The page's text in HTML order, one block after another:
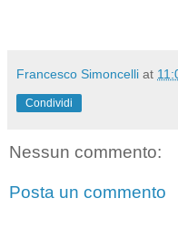
Francesco Simoncelli at
Condividi
Nessun commento:
Posta un commento